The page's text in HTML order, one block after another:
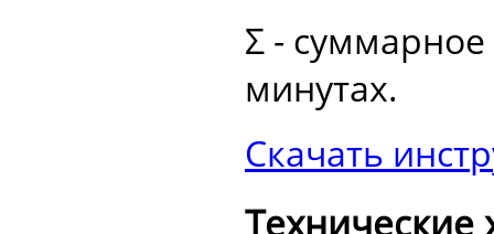
Σ -
минутах.
Скачать
Технические